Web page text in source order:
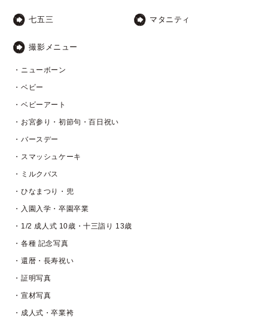
七五三 マタニティ
撮影メニュー
・ニューボーン
・ベビー
・ベビーアート
・お宮参り・初節句・百日祝い
・バースデー
・スマッシュケーキ
・ミルクバス
・ひなまつり・兜
・入園入学・卒園卒業
・1/2 成人式 10歳・十三詣り 13歳
・各種 記念写真
・還暦・長寿祝い
・証明写真
・宣材写真
・成人式・卒業袴